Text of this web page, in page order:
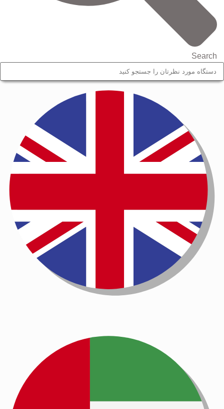
Search